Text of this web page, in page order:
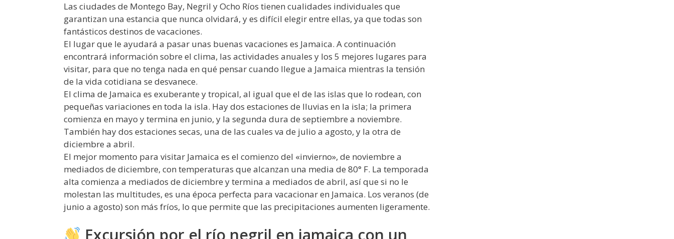
Las ciudades de Montego Bay, Negril y Ocho Ríos tienen cualidades individuales que
garantizan una estancia que nunca olvidará, y es difícil elegir entre ellas, ya que todas son
fantásticos destinos de vacaciones.
El lugar que le ayudará a pasar unas buenas vacaciones es Jamaica. A continuación
encontrará información sobre el clima, las actividades anuales y los 5 mejores lugares para
visitar, para que no tenga nada en qué pensar cuando llegue a Jamaica mientras la tensión
de la vida cotidiana se desvanece.
El clima de Jamaica es exuberante y tropical, al igual que el de las islas que lo rodean, con
pequeñas variaciones en toda la isla. Hay dos estaciones de lluvias en la isla; la primera
comienza en mayo y termina en junio, y la segunda dura de septiembre a noviembre.
También hay dos estaciones secas, una de las cuales va de julio a agosto, y la otra de
diciembre a abril.
El mejor momento para visitar Jamaica es el comienzo del «invierno», de noviembre a
mediados de diciembre, con temperaturas que alcanzan una media de 80° F. La temporada
alta comienza a mediados de diciembre y termina a mediados de abril, así que si no le
molestan las multitudes, es una época perfecta para vacacionar en Jamaica. Los veranos (de
junio a agosto) son más fríos, lo que permite que las precipitaciones aumenten ligeramente.
Excursión por el río negril en jamaica con un